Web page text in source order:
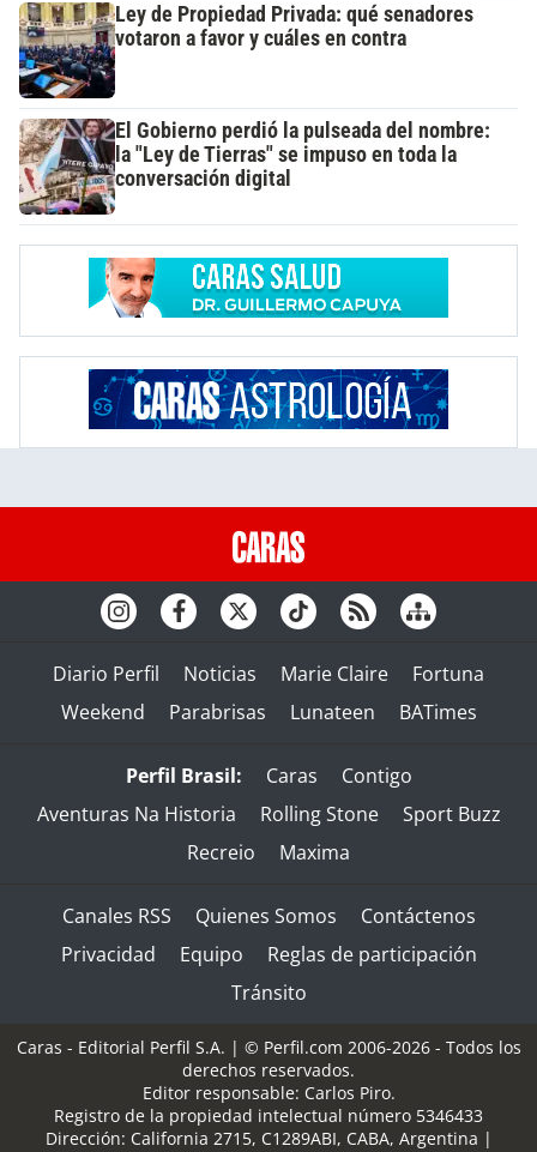
Ley de Propiedad Privada: qué senadores
votaron a favor y cuáles en contra
El Gobierno perdió la pulseada del nombre:
la "Ley de Tierras" se impuso en toda la
conversación digital
Diario Perfil Noticias Marie Claire
Fortuna
Weekend
Parabrisas Lunateen BATimes
Perfil Brasil: Caras
Contigo
Aventuras Na Historia
Rolling Stone
Sport Buzz
Recreio
Maxima
Canales RSS Quienes Somos
Contáctenos
Privacidad
Equipo
Reglas de participación
Tránsito
Caras - Editorial Perfil S.A. | © Perfil.com 2006-2026 - Todos los
derechos reservados.
Editor responsable: Carlos Piro.
Registro de la propiedad intelectual número 5346433
Dirección: California 2715, C1289ABI, CABA, Argentina |